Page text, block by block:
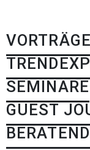
VORTRÄGE
SEMINARE
GUEST